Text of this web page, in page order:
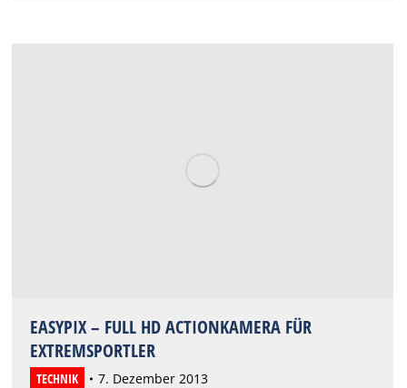
EASYPIX – FULL HD ACTIONKAMERA FÜR
EXTREMSPORTLER
TECHNIK 7. Dezember 2013